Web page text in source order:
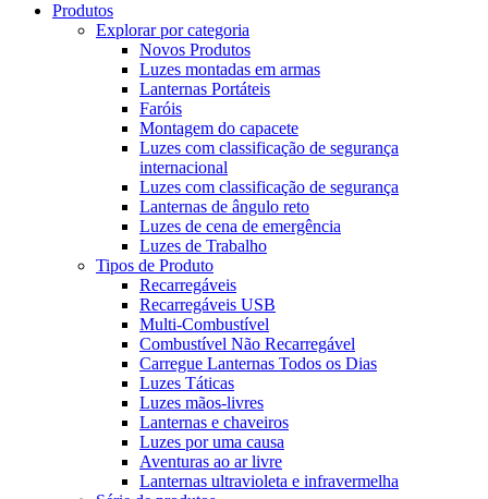
Produtos
Explorar por categoria
Novos Produtos
Luzes montadas em armas
Lanternas Portáteis
Faróis
Montagem do capacete
Luzes com classificação de segurança
internacional
Luzes com classificação de segurança
Lanternas de ângulo reto
Luzes de cena de emergência
Luzes de Trabalho
Tipos de Produto
Recarregáveis
Recarregáveis USB
Multi-Combustível
Combustível Não Recarregável
Carregue Lanternas Todos os Dias
Luzes Táticas
Luzes mãos-livres
Lanternas e chaveiros
Luzes por uma causa
Aventuras ao ar livre
Lanternas ultravioleta e infravermelha